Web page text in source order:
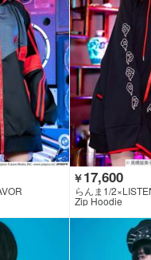
￥17,600
らんま1/
Zip Hoodie